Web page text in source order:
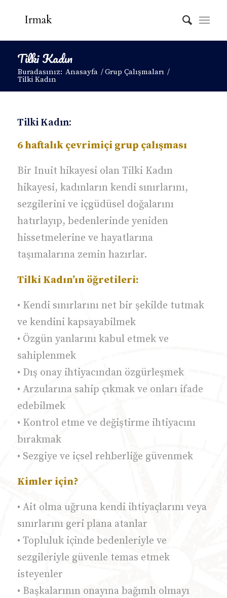
Tilki Kadın
Buradasınız: Anasayfa /Grup Çalışmaları /
Tilki Kadın
Tilki Kadın:
6 haftalık çevrimiçi grup çalışması
Bir Inuit hikayesi olan Tilki Kadın
hikayesi, kadınların kendi sınırlarını,
sezgilerini ve içgüdüsel doğalarını
hatırlayıp, bedenlerinde yeniden
hissetmelerine ve hayatlarına
taşımalarına zemin hazırlar.
Tilki Kadın’ın öğretileri:
• Kendi sınırlarını net bir şekilde tutmak
ve kendini kapsayabilmek
• Özgün yanlarını kabul etmek ve
sahiplenmek
• Dış onay ihtiyacından özgürleşmek
• Arzularına sahip çıkmak ve onları ifade
edebilmek
• Kontrol etme ve değiştirme ihtiyacını
bırakmak
• Sezgiye ve içsel rehberliğe güvenmek
Kimler için?
• Ait olma uğruna kendi ihtiyaçlarını veya
sınırlarını geri plana atanlar
• Topluluk içinde bedenleriyle ve
sezgileriyle güvenle temas etmek
isteyenler
• Başkalarının onayına bağımlı olmayı